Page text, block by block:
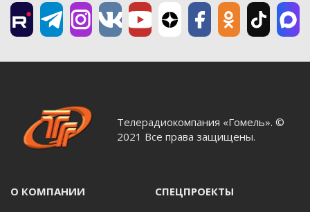
Телерадиокомпания «Гомель». ©
2021 Все права защищены.
О КОМПАНИИ СПЕЦПРОЕКТЫ